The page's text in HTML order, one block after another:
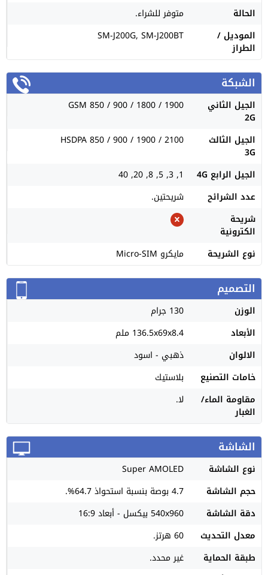
الحالة
متوفر للشراء.
الموديل /
الطراز
SM-J200G, SM-J200BT
الشبكة
الجيل الثاني
2G
GSM 850 / 900 / 1800 / 1900
الجيل الثالث
3G
HSDPA 850 / 900 / 1900 / 2100
الجيل الرابع 4G
1, 3, 5, 8, 20, 40
عدد الشرائح
شريحتين.
شريحة
الكترونية
نوع الشريحة
مايكرو Micro-SIM
التصميم
الوزن
130 جرام
الأبعاد
136.5x69x8.4 ملم
الالوان
ذهبي - اسود
خامات التصنيع
بلاستيك
مقاومة الماء/
الغبار
لا.
الشاشة
نوع الشاشة
Super AMOLED
حجم الشاشة
4.7 بوصة بنسبة استحواذ 64.7%.
دقة الشاشة
540x960 بيكسل - أبعاد 16:9
معدل التحديث
60 هرتز.
طبقة الحماية
غير محدد.